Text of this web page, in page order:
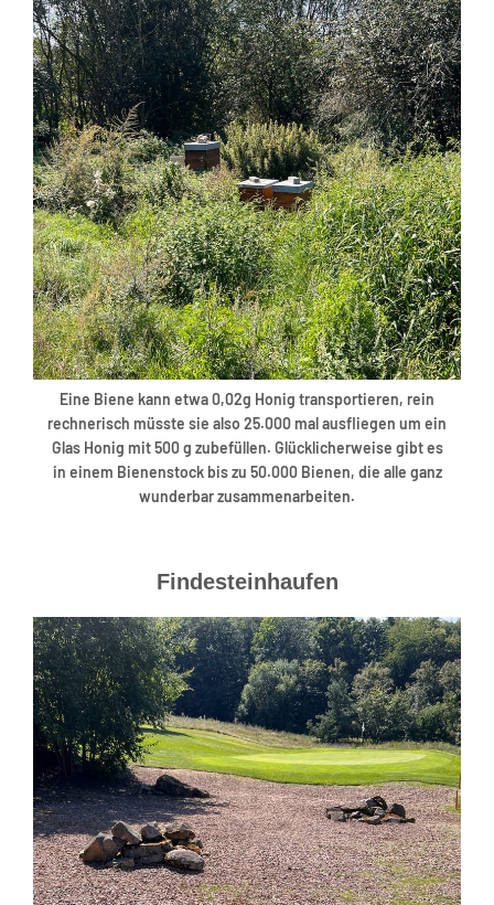
Eine Biene kann etwa 0,02g Honig transportieren, rein
rechnerisch müsste sie also 25.000 mal ausfliegen um ein
Glas Honig mit 500 g zubefüllen. Glücklicherweise gibt es
in einem Bienenstock bis zu 50.000 Bienen, die alle ganz
wunderbar zusammenarbeiten.
Findesteinhaufen